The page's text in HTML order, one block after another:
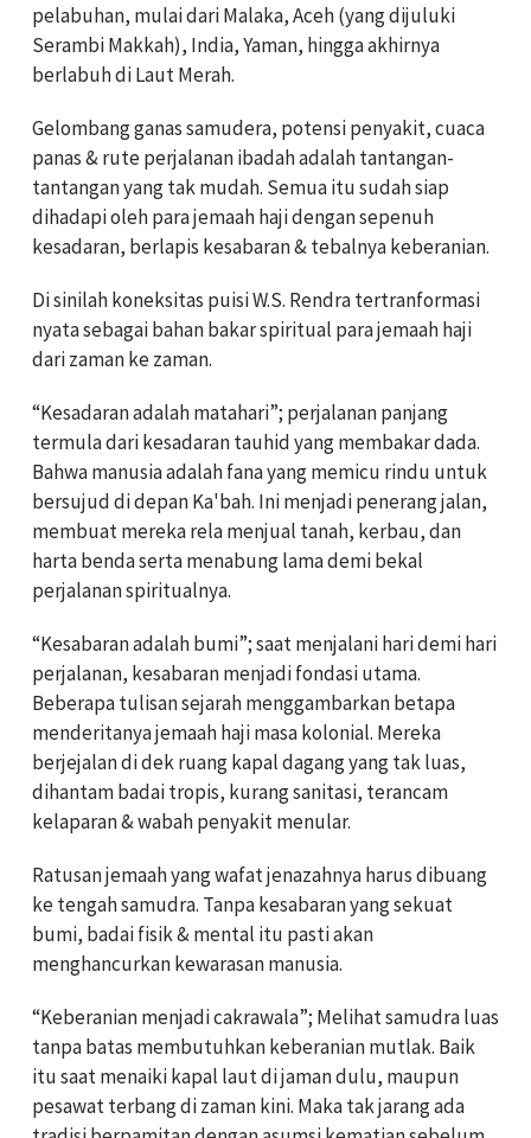
pelabuhan, mulai dari Malaka, Aceh (yang dijuluki
Serambi Makkah), India, Yaman, hingga akhirnya
berlabuh di Laut Merah.
Gelombang ganas samudera, potensi penyakit, cuaca
panas & rute perjalanan ibadah adalah tantangan-
tantangan yang tak mudah. Semua itu sudah siap
dihadapi oleh para jemaah haji dengan sepenuh
kesadaran, berlapis kesabaran & tebalnya keberanian.
Di sinilah koneksitas puisi W.S. Rendra tertranformasi
nyata sebagai bahan bakar spiritual para jemaah haji
dari zaman ke zaman.
“Kesadaran adalah matahari”; perjalanan panjang
termula dari kesadaran tauhid yang membakar dada.
Bahwa manusia adalah fana yang memicu rindu untuk
bersujud di depan Ka'bah. Ini menjadi penerang jalan,
membuat mereka rela menjual tanah, kerbau, dan
harta benda serta menabung lama demi bekal
perjalanan spiritualnya.
“Kesabaran adalah bumi”; saat menjalani hari demi hari
perjalanan, kesabaran menjadi fondasi utama.
Beberapa tulisan sejarah menggambarkan betapa
menderitanya jemaah haji masa kolonial. Mereka
berjejalan di dek ruang kapal dagang yang tak luas,
dihantam badai tropis, kurang sanitasi, terancam
kelaparan & wabah penyakit menular.
Ratusan jemaah yang wafat jenazahnya harus dibuang
ke tengah samudra. Tanpa kesabaran yang sekuat
bumi, badai fisik & mental itu pasti akan
menghancurkan kewarasan manusia.
“Keberanian menjadi cakrawala”; Melihat samudra luas
tanpa batas membutuhkan keberanian mutlak. Baik
itu saat menaiki kapal laut di jaman dulu, maupun
pesawat terbang di zaman kini. Maka tak jarang ada